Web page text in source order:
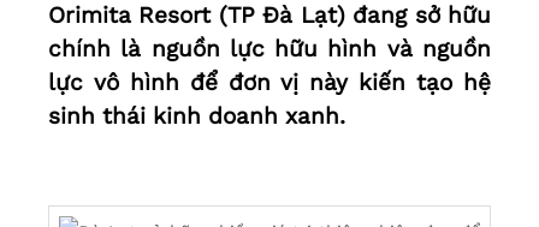
Orimita Resort (TP Đà Lạt) đang sở hữu
chính là nguồn lực hữu hình và nguồn
lực vô hình để đơn vị này kiến tạo hệ
sinh thái kinh doanh xanh.